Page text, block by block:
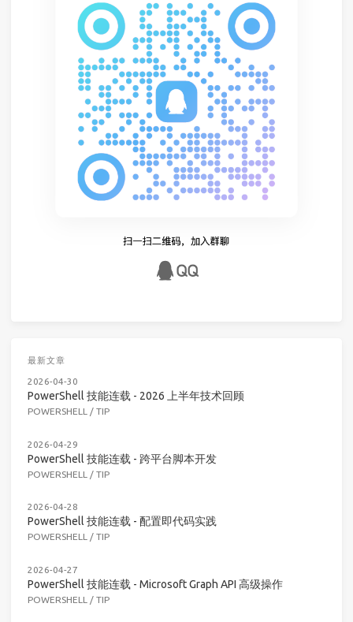
最新文章
2026-04-30
PowerShell 技能连载 - 2026 上半年技术回顾
POWERSHELL / TIP
2026-04-29
PowerShell 技能连载 - 跨平台脚本开发
POWERSHELL / TIP
2026-04-28
PowerShell 技能连载 - 配置即代码实践
POWERSHELL / TIP
2026-04-27
PowerShell 技能连载 - Microsoft Graph API 高级操作
POWERSHELL / TIP